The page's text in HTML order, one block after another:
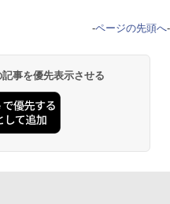
-ページの先頭へ-
事を優先表示させる